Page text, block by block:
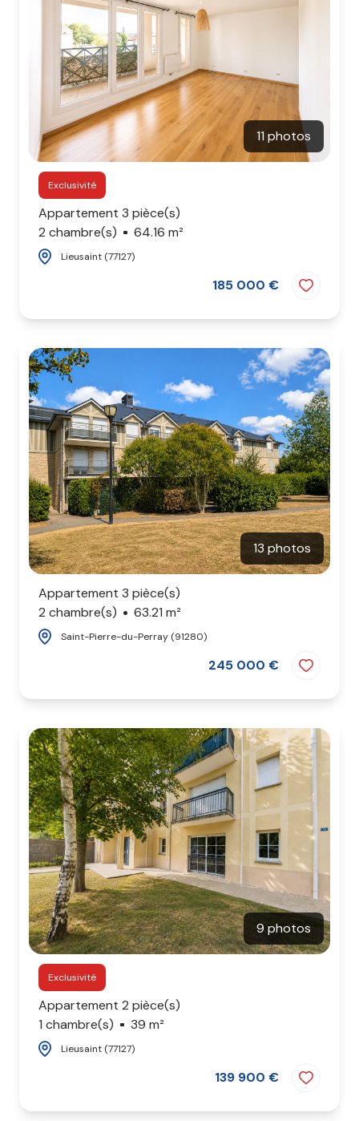
11 photos
Exclusivité
Appartement 3 pièce(s)
2 chambre(s)
64.16 m²
Lieusaint (77127)
185 000 €
13 photos
Appartement 3 pièce(s)
2 chambre(s)
63.21 m²
Saint-Pierre-du-Perray (91280)
245 000 €
9 photos
Exclusivité
Appartement 2 pièce(s)
1 chambre(s)
39 m²
Lieusaint (77127)
139 900 €